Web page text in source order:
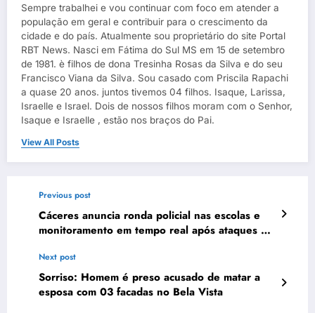
Sempre trabalhei e vou continuar com foco em atender a
população em geral e contribuir para o crescimento da
cidade e do país. Atualmente sou proprietário do site Portal
RBT News. Nasci em Fátima do Sul MS em 15 de setembro
de 1981. è filhos de dona Tresinha Rosas da Silva e do seu
Francisco Viana da Silva. Sou casado com Priscila Rapachi
a quase 20 anos. juntos tivemos 04 filhos. Isaque, Larissa,
Israelle e Israel. Dois de nossos filhos moram com o Senhor,
Isaque e Israelle , estão nos braços do Pai.
View All Posts
Previous post
Cáceres anuncia ronda policial nas escolas e
monitoramento em tempo real após ataques no
Next post
Sorriso: Homem é preso acusado de matar a
esposa com 03 facadas no Bela Vista